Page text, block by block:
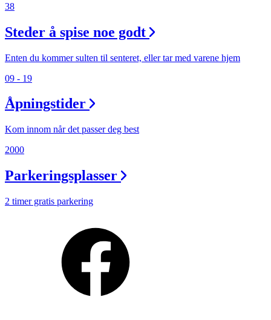
Finn frem
38
Steder å spise noe godt
Enten du kommer sulten til senteret, eller tar med varene hjem
09 - 19
Åpningstider
Kom innom når det passer deg best
2000
Parkeringsplasser
2 timer gratis parkering